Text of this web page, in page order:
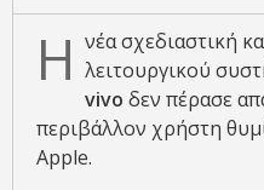
Η νέα σχεδιαστική
λειτουργικού
vivo δεν πέρασε
περιβάλλον χρήστη
Apple.